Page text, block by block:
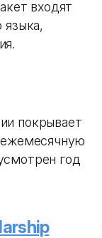
входят
языка,
покрывает
ежемесячную
год